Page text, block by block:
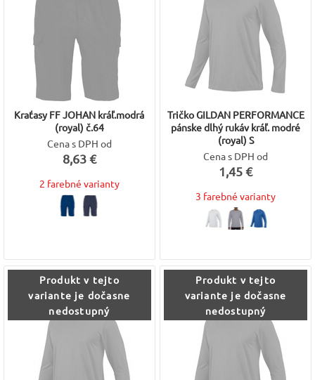
Kraťasy FF JOHAN kráľ.modrá
(royal) č.64
Cena s DPH od
8,63 €
2 farebné varianty
Tričko GILDAN PERFORMANCE
pánske dlhý rukáv kráľ. modré
(royal) S
Cena s DPH od
1,45 €
3 farebné varianty
Produkt v tejto
variante je dočasne
nedostupný
Produkt v tejto
variante je dočasne
nedostupný